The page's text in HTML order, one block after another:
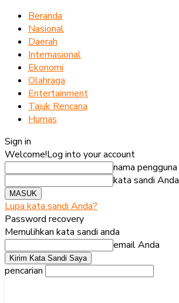
Beranda
Nasional
Daerah
Internasional
Ekonomi
Olahraga
Entertainment
Tajuk Rencana
Humas
Sign in
Welcome!Log into your account
nama pengguna
kata sandi Anda
Lupa kata sandi Anda?
Password recovery
Memulihkan kata sandi anda
email Anda
pencarian